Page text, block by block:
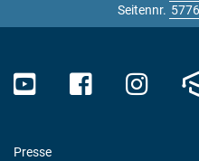
Seitennr.
Presse